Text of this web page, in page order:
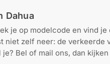
Dahua
je op modelcode en vind
niet zelf neer: de verkeerde
Bel of mail ons, dan kijken